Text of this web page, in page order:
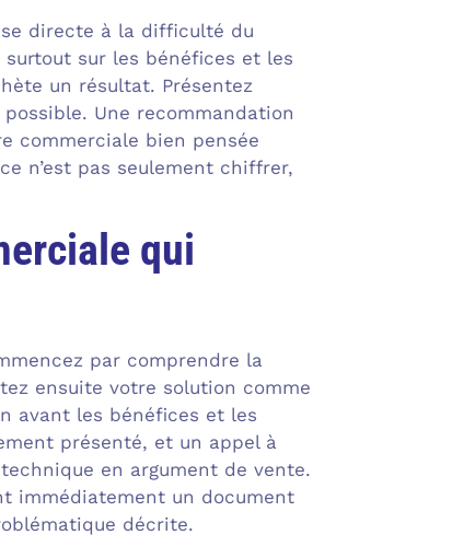
directe à la difficulté du
sur les bénéfices et les
un résultat. Présentez
Une recommandation
commerciale bien pensée
n’est pas seulement chiffrer,
qui
par comprendre la
ensuite votre solution comme
avant les bénéfices et les
présenté, et un appel à
en argument de vente.
immédiatement un document
décrite.